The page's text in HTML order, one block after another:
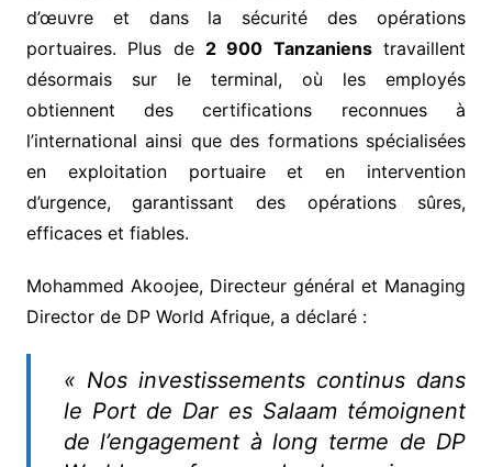
d’œuvre et dans la sécurité des opérations
portuaires. Plus de 2 900 Tanzanienstravaillent
désormais sur le terminal, où les employés
obtiennent des certifications reconnues à
l’international ainsi que des formations spécialisées
en exploitation portuaire et en intervention
d’urgence, garantissant des opérations sûres,
efficaces et fiables.
Mohammed Akoojee, Directeur général et Managing
Director de DP World Afrique, a déclaré :
« Nos investissements continus dans
le Port de Dar es Salaam témoignent
de l’engagement à long terme de DP